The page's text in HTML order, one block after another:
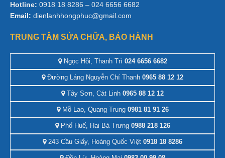
Hotline: 0918 18 8286 – 024 6656 6682
Email: dienlanhhongphuc@gmail.com
TRUNG TÂM SỬA CHỮA, BẢO HÀNH
Ngọc Hồi, Thanh Trì 024 6656 6682
Đường Láng Nguyễn Chí Thanh 0965 88 12 12
Tây Sơn, Cát Linh 0965 88 12 12
Mỗ Lao, Quang Trung0981 81 91 26
Phố Huế, Hai Bà Trưng0988 218 126
243 Cầu Giấy, Hoàng Quốc Việt 0918 18 8286